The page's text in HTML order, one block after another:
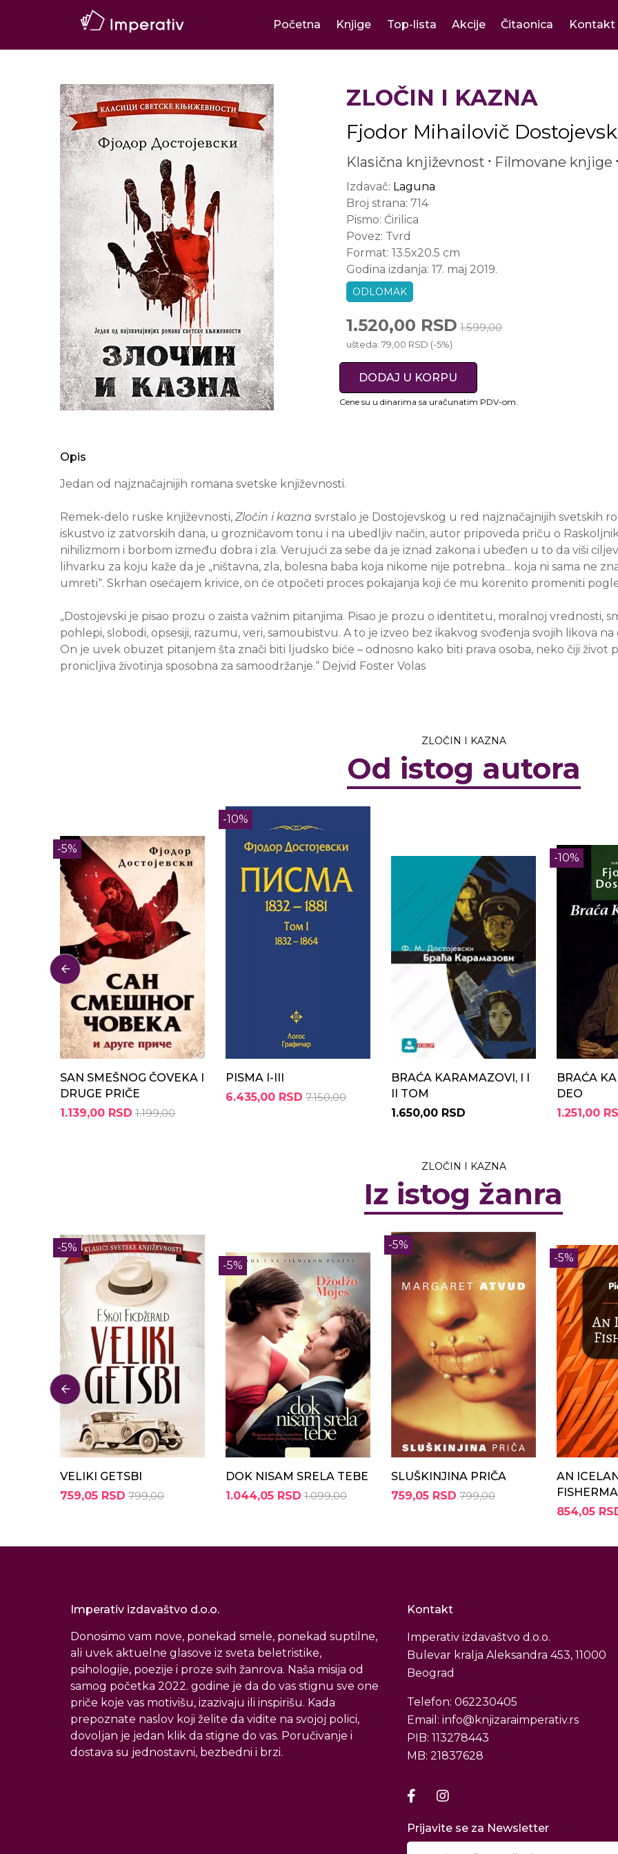
Početna Knjige Top-lista Akcije Čitaonica Kontakt
ZLOČIN I KAZNA
Fjodor Mihailovič
Klasična književnost Filmovane knjige
Izdavač: Laguna
Broj strana: 714
Pismo: Ćirilica
Povez: Tvrd
Format: 13.5x20.5 cm
Godina izdanja: 17. maj 2019.
ODLOMAK
1.520,00 RSD 1.599,00
ušteda: 79,00 RSD (-5%)
DODAJ U KORPU
Cene su u dinarima sa uračunatim PDV-om.
Opis
Jedan od najznačajnijih romana svetske književnosti.
Remek-delo ruske književnosti, Zločin i kazna svrstalo je Dostojevskog u red najznačajnijih svetskih
iskustvo iz zatvorskih dana, u grozničavom tonu i na ubedljiv način, autor pripoveda priču o
nihilizmom i borbom između dobra i zla. Verujući za sebe da je iznad zakona i ubeđen u to da viši
lihvarku za koju kaže da je „ništavna, zla, bolesna baba koja nikome nije potrebna... koja ni sama ne
umreti“. Skrhan osećajem krivice, on će otpočeti proces pokajanja koji će mu korenito promeniti
„Dostojevski je pisao prozu o zaista važnim pitanjima. Pisao je prozu o identitetu, moralnoj vrednosti,
pohlepi, slobodi, opsesiji, razumu, veri, samoubistvu. A to je izveo bez ikakvog svođenja svojih likova
On je uvek obuzet pitanjem šta znači biti ljudsko biće – odnosno kako biti prava osoba, neko čiji život
pronicljiva životinja sposobna za samoodržanje.“ Dejvid Foster Volas
ZLOČIN I KAZNA
Od istog autora
-5%
SAN SMEŠNOG ČOVEKA I
DRUGE PRIČE
1.139,00 RSD 1.199,00
-10%
PISMA I-III
6.435,00 RSD 7.150,00
BRAĆA KARAMAZOVI, I I
II TOM
1.650,00 RSD
-10%
BRAĆA
DEO
1.251,00
ZLOČIN I KAZNA
Iz istog žanra
-5%
VELIKI GETSBI
759,05 RSD 799,00
-5%
DOK NISAM SRELA TEBE
1.044,05 RSD 1.099,00
-5%
SLUŠKINJINA PRIČA
759,05 RSD 799,00
-5%
AN
854,05
Imperativ izdavaštvo d.o.o.
Donosimo vam nove, ponekad smele, ponekad suptilne,
ali uvek aktuelne glasove iz sveta beletristike,
psihologije, poezije i proze svih žanrova. Naša misija od
samog početka 2022. godine je da do vas stignu sve one
priče koje vas motivišu, izazivaju ili inspirišu. Kada
prepoznate naslov koji želite da vidite na svojoj polici,
dovoljan je jedan klik da stigne do vas. Poručivanje i
dostava su jednostavni, bezbedni i brzi.
Kontakt
Imperativ izdavaštvo d.o.o.
Bulevar kralja Aleksandra 453, 11000
Beograd
Telefon: 062230405
Email: info@knjizaraimperativ.rs
PIB: 113278443
MB: 21837628
Prijavite se za Newsletter